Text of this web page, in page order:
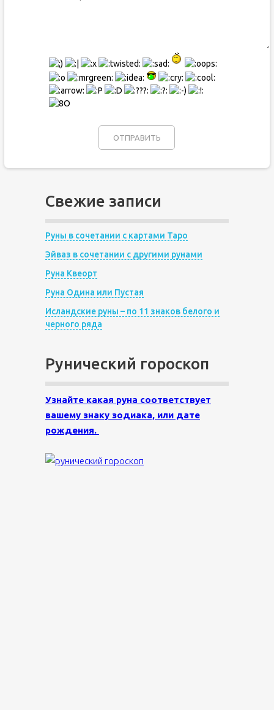
Свежие записи
Руны в сочетании с картами Таро
Эйваз в сочетании с другими рунами
Руна Квеорт
Руна Одина или Пустая
Исландские руны – по 11 знаков белого и
черного ряда
Рунический гороскоп
Узнайте какая руна соответствует
вашему знаку зодиака, или дате
рождения.